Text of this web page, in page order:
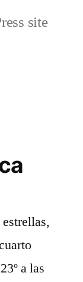
site
a las